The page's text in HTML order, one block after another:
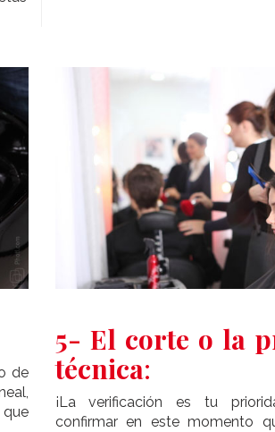
de
5- El corte o la
técnica:
¡La verificación es tu
confirmar en este momento